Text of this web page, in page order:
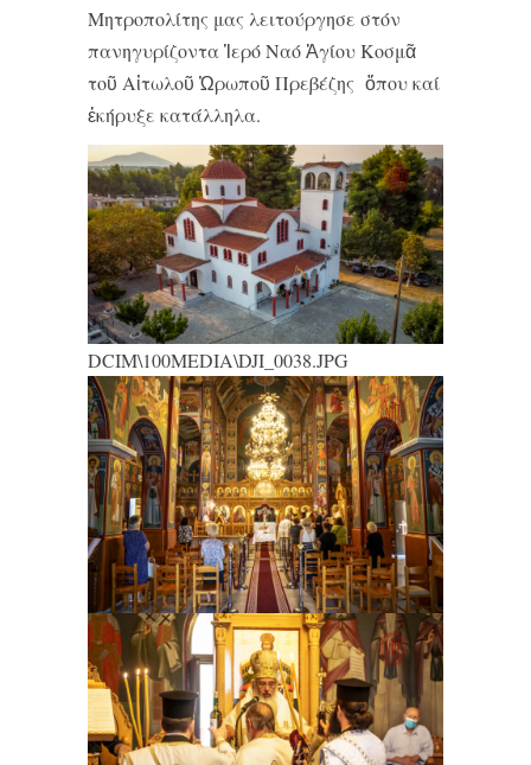
Μητροπολίτης μας λειτούργησε στόν
πανηγυρίζοντα Ἱερό Ναό Ἁγίου Κοσμᾶ
τοῦ Αἰτωλοῦ Ὠρωποῦ Πρεβέζης ὅπου καί
ἐκήρυξε κατάλληλα.
DCIM\100MEDIA\DJI_0038.JPG